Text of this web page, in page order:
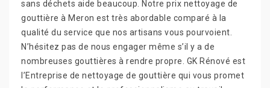
sans déchets aide beaucoup. Notre prix nettoyage de
gouttière à Meron est très abordable comparé à la
qualité du service que nos artisans vous pourvoient.
N’hésitez pas de nous engager même s’il y a de
nombreuses gouttières à rendre propre. GK Rénové est
l’Entreprise de nettoyage de gouttière qui vous promet